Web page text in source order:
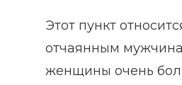
Этот пункт
отчаянным
женщины очень